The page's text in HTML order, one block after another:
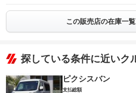
この販売店の在庫一
探している条件に近いク
ピクシスバン
支払総額